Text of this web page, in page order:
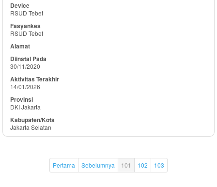
RSUD Tebet
RSUD Tebet
30/11/2020
14/01/2026
DKI Jakarta
Jakarta Selatan
Pertama Sebelumnya 101 102 103